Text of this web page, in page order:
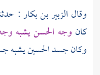
وقال الزبير بن بكار:
كان وجه الحسنيشبه
وكان جسدالحسينيشبه